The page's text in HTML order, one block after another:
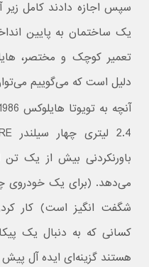
سپس اجازه دادند کامل زیر
یک ساختمان به پایین
تعمیر کوچک و مختصر،
دلیل است که می‌گوییم
باورنکردنی بیش از یک تن
می‌دهد. (برای یک خودروی
کسانی که به دنبال یک
هستند گزینه‌ای ایده آل